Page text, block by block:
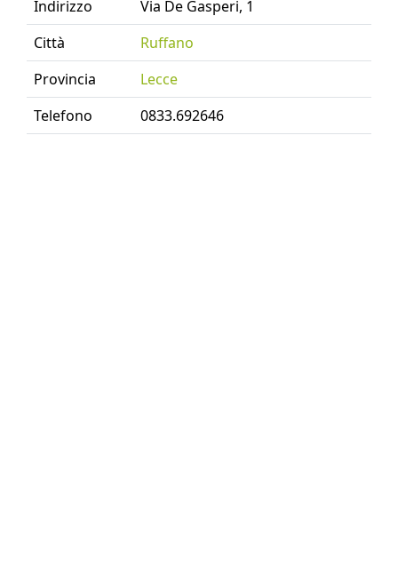
Indirizzo
Via De Gasperi, 1
Città
Ruffano
Provincia
Lecce
Telefono
0833.692646